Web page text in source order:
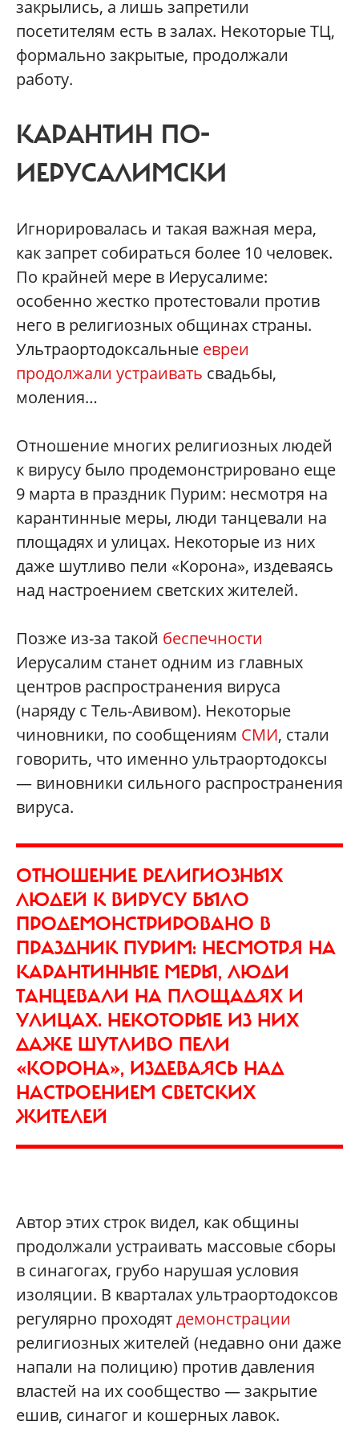
закрылись, а лишь запретили
посетителям есть в залах. Некоторые ТЦ,
формально закрытые, продолжали
работу.
КАРАНТИН ПО-
ИЕРУСАЛИМСКИ
Игнорировалась и такая важная мера,
как запрет собираться более 10 человек.
По крайней мере в Иерусалиме:
особенно жестко протестовали против
него в религиозных общинах страны.
Ультраортодоксальные евреи
продолжали устраивать свадьбы,
моления…
Отношение многих религиозных людей
к вирусу было продемонстрировано еще
9 марта в праздник Пурим: несмотря на
карантинные меры, люди танцевали на
площадях и улицах. Некоторые из них
даже шутливо пели «Корона», издеваясь
над настроением светских жителей.
Позже из-за такой беспечности
Иерусалим станет одним из главных
центров распространения вируса
(наряду с Тель-Авивом). Некоторые
чиновники, по сообщениям СМИ, стали
говорить, что именно ультраортодоксы
— виновники сильного распространения
вируса.
ОТНОШЕНИЕ РЕЛИГИОЗНЫХ
ЛЮДЕЙ К ВИРУСУ БЫЛО
ПРОДЕМОНСТРИРОВАНО В
ПРАЗДНИК ПУРИМ: НЕСМОТРЯ НА
КАРАНТИННЫЕ МЕРЫ, ЛЮДИ
ТАНЦЕВАЛИ НА ПЛОЩАДЯХ И
УЛИЦАХ. НЕКОТОРЫЕ ИЗ НИХ
ДАЖЕ ШУТЛИВО ПЕЛИ
«КОРОНА», ИЗДЕВАЯСЬ НАД
НАСТРОЕНИЕМ СВЕТСКИХ
ЖИТЕЛЕЙ
Автор этих строк видел, как общины
продолжали устраивать массовые сборы
в синагогах, грубо нарушая условия
изоляции. В кварталах ультраортодоксов
регулярно проходятдемонстрации
религиозных жителей (недавно они даже
напали на полицию) против давления
властей на их сообщество — закрытие
ешив, синагог и кошерных лавок.